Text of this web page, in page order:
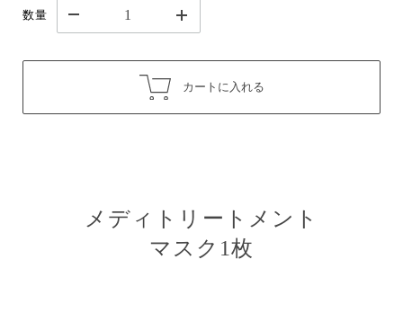
数量
カートに入れる
メディトリートメント
マスク1枚